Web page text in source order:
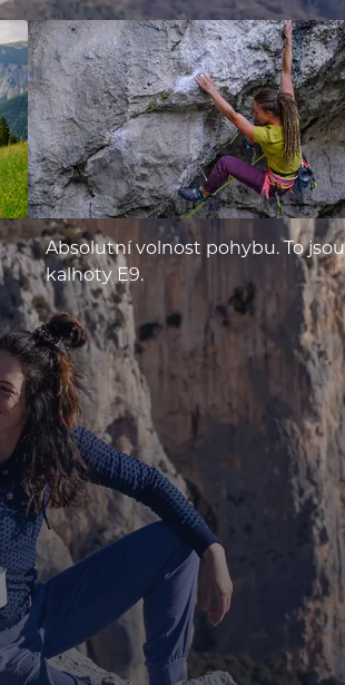
Absolutní volnost pohybu. To jsou
kalhoty E9.